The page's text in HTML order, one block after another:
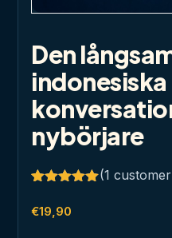
Den
indonesiska
nybörjare
out of 5
based on
(1
€19,90